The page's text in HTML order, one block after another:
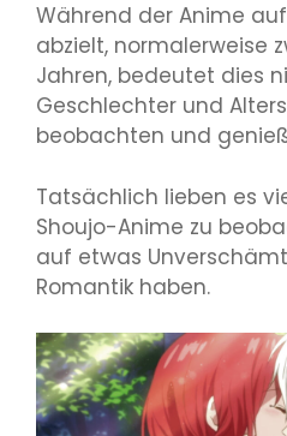
Während der Anime
abzielt, normalerweise
Jahren, bedeutet dies
Geschlechter und
beobachten und
Tatsächlich lieben es
Shoujo-Anime zu
auf etwas
Romantik haben.